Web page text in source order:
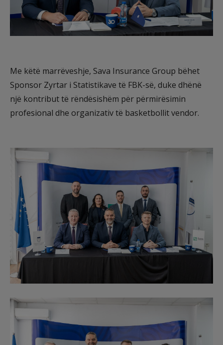
Me këtë marrëveshje, Sava Insurance Group bëhet
Sponsor Zyrtar i Statistikave të FBK-së, duke dhënë
një kontribut të rëndësishëm për përmirësimin
profesional dhe organizativ të basketbollit vendor.